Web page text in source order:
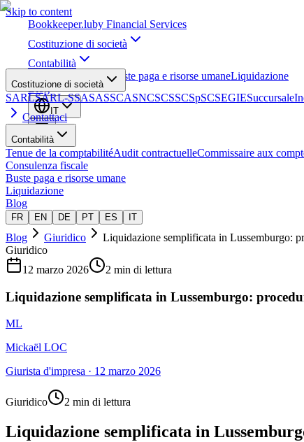
Skip to content
Bookkeeper.luby Financial Services
Costituzione di società
Contabilità
Consulenza fiscale Buste paga e risorse umaneLiquidazione
Blog
IT
Costituzione di società
SARLSARL-SSASASSCASNCSCSSCSpSCSEGIESuccursale
Contattaci
Contabilità
Tenue de la comptabilitéAudit contractuelleCommissaire aux
Consulenza fiscale
Buste paga e risorse umane
Liquidazione
Blog
FR EN DE PT ES IT
Blog Giuridico
Liquidazione semplificata in Lussemburgo:
Giuridico
12 marzo 2026
2 min di lettura
Liquidazione semplificata in Lussemburgo:
ML
Mickaël LOC
Giurista d'impresa · 12 marzo 2026
Giuridico 2 min di lettura
Liquidazione semplificata in